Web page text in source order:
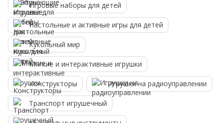
Игровые наборы для детей
Настольные и активные игры для детей
Кукольный мир
Мягкие и интерактивные игрушки
Конструкторы Игрушки на радиоуправлении
Транспорт игрушечный